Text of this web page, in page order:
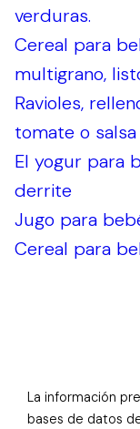
verduras.
Cereal para
multigrano,
Ravioles,
tomate o
El yogur para
derrite
Jugo para
Cereal para
La información
bases de datos